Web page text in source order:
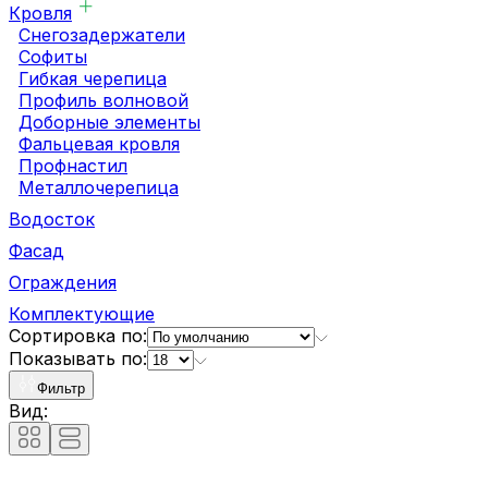
Кровля
Снегозадержатели
Софиты
Гибкая черепица
Профиль волновой
Доборные элементы
Фальцевая кровля
Профнастил
Металлочерепица
Водосток
Фасад
Ограждения
Комплектующие
Сортировка по:
Показывать по:
Фильтр
Вид: